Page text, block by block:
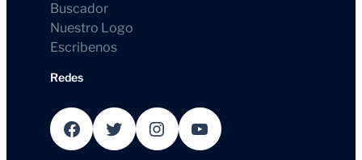
Buscador
Nuestro Logo
Escribenos
Redes
Facebook Twitter Instagram YouTube